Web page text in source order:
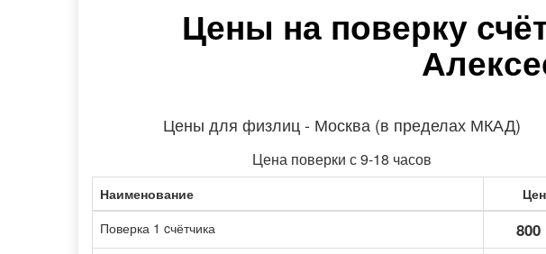
Цены на поверку
Цены для физлиц - Москва (в пределах МКАД)
Цена поверки с 9-18 часов
Наименование
Поверка 1 cчётчика
800